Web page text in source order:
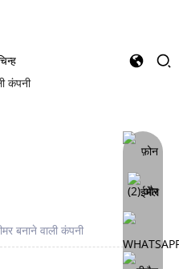
बनाने वाली कंपनी